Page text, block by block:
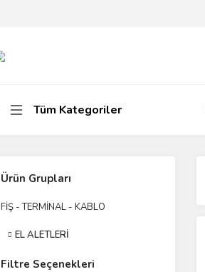
Tüm Kategoriler
Ürün Grupları
FİŞ - TERMİNAL - KABLO
EL ALETLERİ
Filtre Seçenekleri